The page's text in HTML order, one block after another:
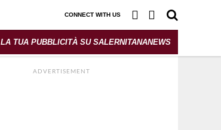
CONNECT WITH US
LA TUA PUBBLICITÀ SU SALERNITANANEWS
ADVERTISEMENT